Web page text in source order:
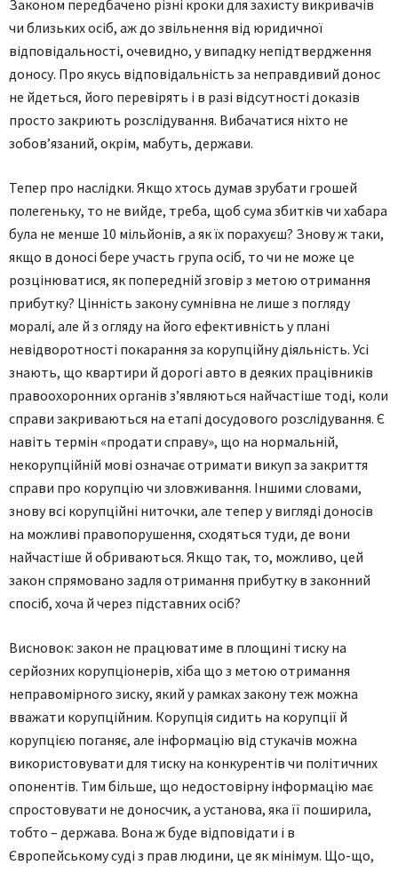
Законом передбачено різні кроки для захисту викривачів
чи близьких осіб, аж до звільнення від юридичної
відповідальності, очевидно, у випадку непідтвердження
доносу. Про якусь відповідальність за неправдивий донос
не йдеться, його перевірять і в разі відсутності доказів
просто закриють розслідування. Вибачатися ніхто не
зобов’язаний, окрім, мабуть, держави.
Тепер про наслідки. Якщо хтось думав зрубати грошей
полегеньку, то не вийде, треба, щоб сума збитків чи хабара
була не менше 10 мільйонів, а як їх порахуєш? Знову ж таки,
якщо в доносі бере участь група осіб, то чи не може це
розцінюватися, як попередній зговір з метою отримання
прибутку? Цінність закону сумнівна не лише з погляду
моралі, але й з огляду на його ефективність у плані
невідворотності покарання за корупційну діяльність. Усі
знають, що квартири й дорогі авто в деяких працівників
правоохоронних органів з’являються найчастіше тоді, коли
справи закриваються на етапі досудового розслідування. Є
навіть термін «продати справу», що на нормальній,
некорупційній мові означає отримати викуп за закриття
справи про корупцію чи зловживання. Іншими словами,
знову всі корупційні ниточки, але тепер у вигляді доносів
на можливі правопорушення, сходяться туди, де вони
найчастіше й обриваються. Якщо так, то, можливо, цей
закон спрямовано задля отримання прибутку в законний
спосіб, хоча й через підставних осіб?
Висновок: закон не працюватиме в площині тиску на
серйозних корупціонерів, хіба що з метою отримання
неправомірного зиску, який у рамках закону теж можна
вважати корупційним. Корупція сидить на корупції й
корупцією поганяє, але інформацію від стукачів можна
використовувати для тиску на конкурентів чи політичних
опонентів. Тим більше, що недостовірну інформацію має
спростовувати не доносчик, а установа, яка її поширила,
тобто – держава. Вона ж буде відповідати і в
Європейському суді з прав людини, це як мінімум. Що-що,